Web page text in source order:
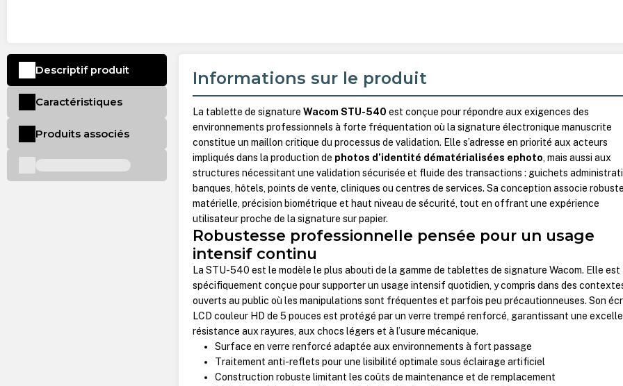
Informations sur le produit
La tablette de signatureWacom STU-540 est conçue pour répondre aux exigences des
environnements professionnels à forte fréquentation où la signature électronique manuscrite
constitue un maillon critique du processus de validation. Elle s’adresse en priorité aux acteurs
impliqués dans la production de photos d’identité dématérialisées ephoto, mais aussi aux
structures nécessitant une validation sécurisée et fluide des transactions : guichets
banques, hôtels, points de vente, cliniques ou centres de services. Sa conception associe
matérielle, précision biométrique et haut niveau de sécurité, tout en offrant une expérience
utilisateur proche de la signature sur papier.
Robustesse professionnelle pensée pour un usage
intensif continu
La STU-540 est le modèle le plus abouti de la gamme de tablettes de signature Wacom. Elle est
spécifiquement conçue pour supporter un usage intensif quotidien, y compris dans des
ouverts au public où les manipulations sont fréquentes et parfois peu précautionneuses. Son
LCD couleur HD de 5 pouces est protégé par un verre trempé renforcé, garantissant une
résistance aux rayures, aux chocs légers et à l’usure mécanique.
Surface en verre renforcé adaptée aux environnements à fort passage
Traitement anti-reflets pour une lisibilité optimale sous éclairage artificiel
Construction robuste limitant les coûts de maintenance et de remplacement
Descriptif produit
Caractéristiques
Produits associés